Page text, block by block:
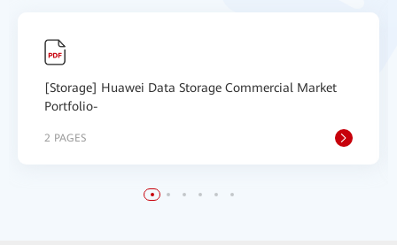
[Storage] Huawei Data Storage Commercial Market
Portfolio-
2 PAGES